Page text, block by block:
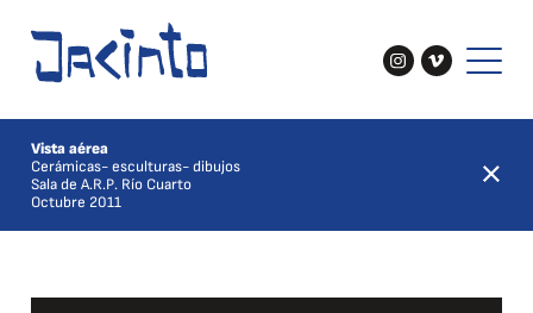
Vista aérea
Cerámicas- esculturas- dibujos
Sala de A.R.P. Río Cuarto
Octubre 2011